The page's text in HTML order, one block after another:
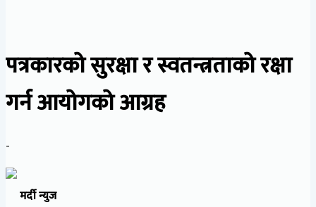
पत्रकारको सुरक्षा र स्वतन्त्रताको रक्षा
गर्न आयोगको आग्रह
-
मर्दी न्युज